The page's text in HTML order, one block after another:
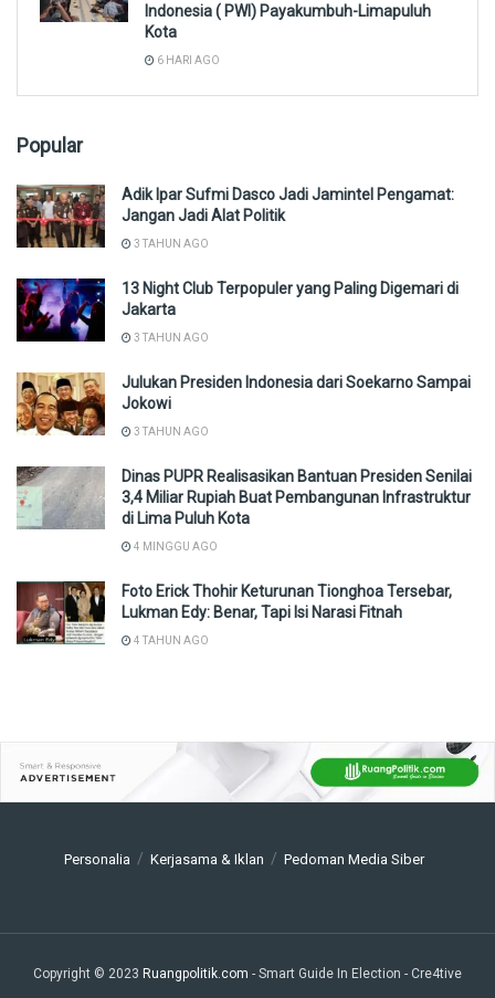
Indonesia ( PWI) Payakumbuh-Limapuluh
Kota
6 HARI AGO
Popular
Adik Ipar Sufmi Dasco Jadi Jamintel Pengamat:
Jangan Jadi Alat Politik
3 TAHUN AGO
13 Night Club Terpopuler yang Paling Digemari di
Jakarta
3 TAHUN AGO
Julukan Presiden Indonesia dari Soekarno Sampai
Jokowi
3 TAHUN AGO
Dinas PUPR Realisasikan Bantuan Presiden Senilai
3,4 Miliar Rupiah Buat Pembangunan Infrastruktur
di Lima Puluh Kota
4 MINGGU AGO
Foto Erick Thohir Keturunan Tionghoa Tersebar,
Lukman Edy: Benar, Tapi Isi Narasi Fitnah
4 TAHUN AGO
Personalia Kerjasama & Iklan Pedoman Media Siber
Copyright © 2023 Ruangpolitik.com - Smart Guide In Election - Cre4tive